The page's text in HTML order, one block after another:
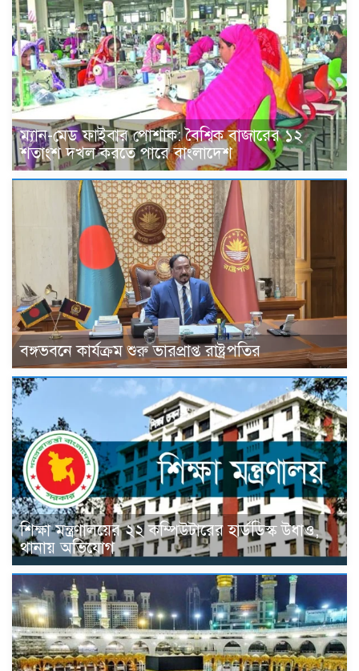
ম্যান-মেড ফাইবার পোশাক: বৈশ্বিক বাজারের ১২
শতাংশ দখল করতে পারে বাংলাদেশ
বঙ্গভবনে কার্যক্রম শুরু ভারপ্রাপ্ত রাষ্ট্রপতির
শিক্ষা মন্ত্রণালয়ের ২২ কম্পিউটারের হার্ডডিস্ক উধাও,
থানায় অভিযোগ